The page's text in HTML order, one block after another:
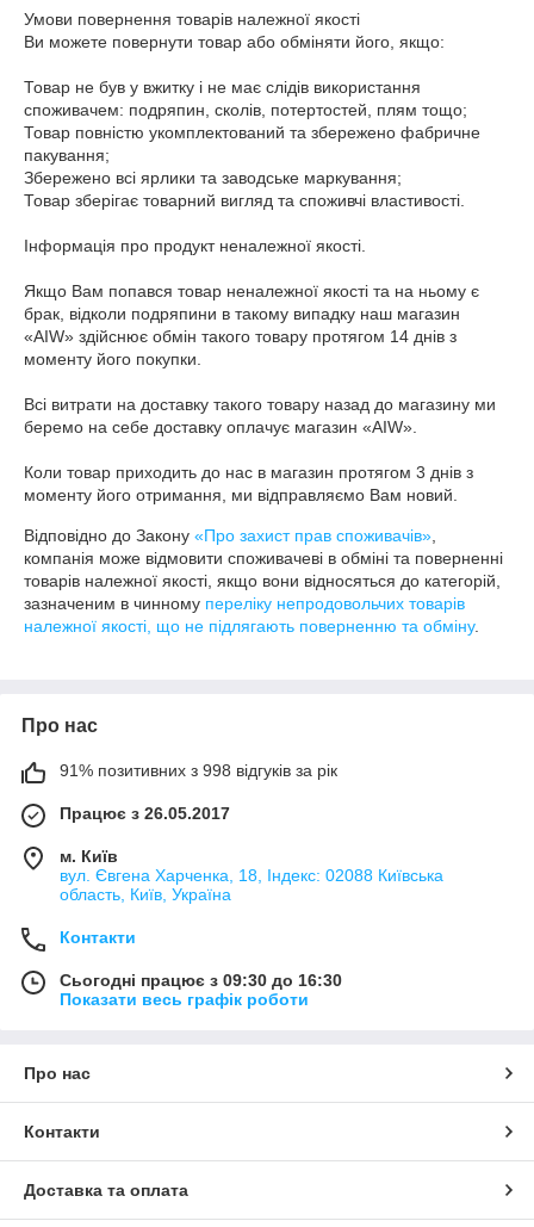
Умови повернення товарів належної якості
Ви можете повернути товар або обміняти його, якщо:
Товар не був у вжитку і не має слідів використання
споживачем: подряпин, сколів, потертостей, плям тощо;
Товар повністю укомплектований та збережено фабричне
пакування;
Збережено всі ярлики та заводське маркування;
Товар зберігає товарний вигляд та споживчі властивості.
Інформація про продукт неналежної якості.
Якщо Вам попався товар неналежної якості та на ньому є
брак, відколи подряпини в такому випадку наш магазин
«AIW» здійснює обмін такого товару протягом 14 днів з
моменту його покупки.
Всі витрати на доставку такого товару назад до магазину ми
беремо на себе доставку оплачує магазин «AIW».
Коли товар приходить до нас в магазин протягом 3 днів з
моменту його отримання, ми відправляємо Вам новий.
Відповідно до Закону «Про захист прав споживачів»
компанія може відмовити споживачеві в обміні та поверненні
товарів належної якості, якщо вони відносяться до категорій,
зазначеним в чинному переліку непродовольчих товарів
належної якості, що не підлягають поверненню та обміну.
Про нас
91% позитивних з 998 відгуків за рік
Працює з 26.05.2017
м. Київ
вул. Євгена Харченка, 18, Індекс: 02088 Київська
область, Київ, Україна
Контакти
Сьогодні працює з 09:30 до 16:30
Показати весь графік роботи
Про нас
Контакти
Доставка та оплата